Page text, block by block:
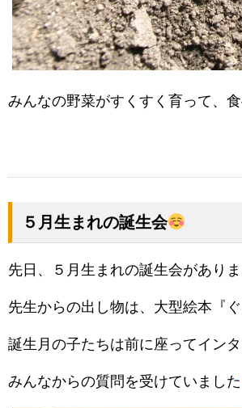
みんなの野菜がすくすく育って、
５月生まれの誕生会
先日、５月生まれの誕生会がありま
先生からの出し物は、大型絵本『
誕生月の子たちは前に座ってインタ
みんなからの質問を受けていました